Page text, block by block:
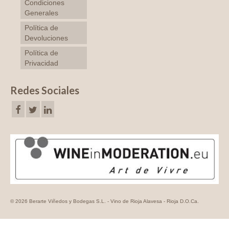
Condiciones
Generales
Política de
Devoluciones
Política de
Privacidad
Redes Sociales
© 2026 Berarte Viñedos y Bodegas S.L. - Vino de Rioja Alavesa - Rioja D.O.Ca.